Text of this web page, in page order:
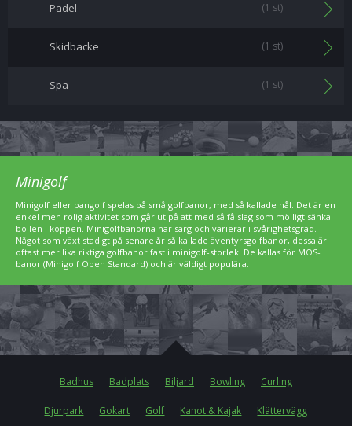
Padel (1 st)
Skidbacke (1 st)
Spa (1 st)
Minigolf
Minigolf eller bangolf spelas på små golfbanor, med så kallade hål. Det är en
enkel men rolig aktivitet som går ut på att med så få slag som möjligt sänka
bollen i koppen. Minigolfbanorna har sarg och varierar i svårighetsgrad.
Något som växt stadigt på senare år så kallade äventyrsgolfbanor, dessa är
oftast mer lika riktiga golfbanor fast i minigolf-storlek. De kallas för MOS-
banor (Minigolf Open Standard) och är väldigt populära.
Badhus Badplats Biljard Bowling Curling
Djurpark Gokart Golf Kanot & Kajak Klättervägg